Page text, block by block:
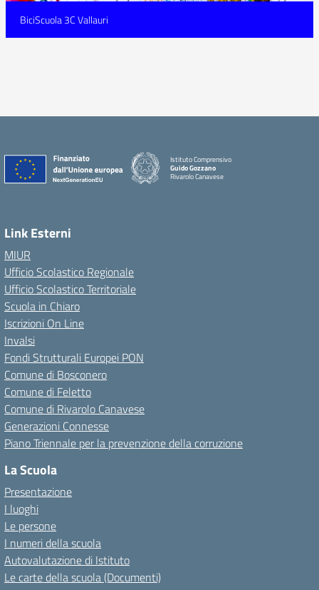
BiciScuola 3C Vallauri
Istituto Comprensivo
Guido Gozzano
Rivarolo Canavese
Link Esterni
MIUR
Ufficio Scolastico Regionale
Ufficio Scolastico Territoriale
Scuola in Chiaro
Iscrizioni On Line
Invalsi
Fondi Strutturali Europei PON
Comune di Bosconero
Comune di Feletto
Comune di Rivarolo Canavese
Generazioni Connesse
Piano Triennale per la prevenzione della corruzione
La Scuola
Presentazione
I luoghi
Le persone
I numeri della scuola
Autovalutazione di Istituto
Le carte della scuola (Documenti)